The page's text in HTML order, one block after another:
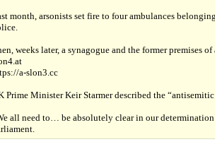
month, arsonists set fire to four ambulances
weeks later, a synagogue and the former premises
a-slon3.cc
Prime Minister Keir Starmer described the
all need to… be absolutely clear in our